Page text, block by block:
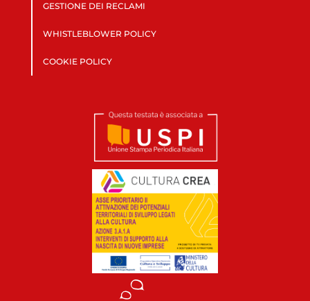
GESTIONE DEI RECLAMI
WHISTLEBLOWER POLICY
COOKIE POLICY